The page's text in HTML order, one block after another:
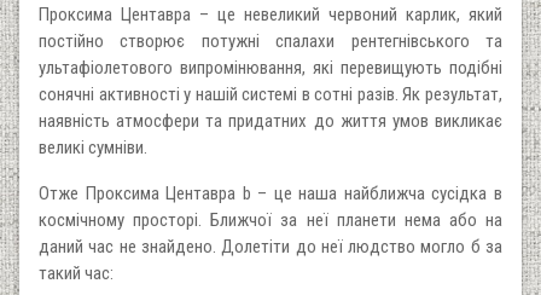
Проксима Центавра – це невеликий червоний карлик, який
постійно створює потужні спалахи рентегнівського та
ультафіолетового випромінювання, які перевищують подібні
сонячні активності у нашій системі в сотні разів. Як результат,
наявність атмосфери та придатних до життя умов викликає
великі сумніви.
Отже Проксима Центавра b – це наша найближча сусідка в
космічному просторі. Ближчої за неї планети нема або на
даний час не знайдено. Долетіти до неї людство могло б за
такий час: